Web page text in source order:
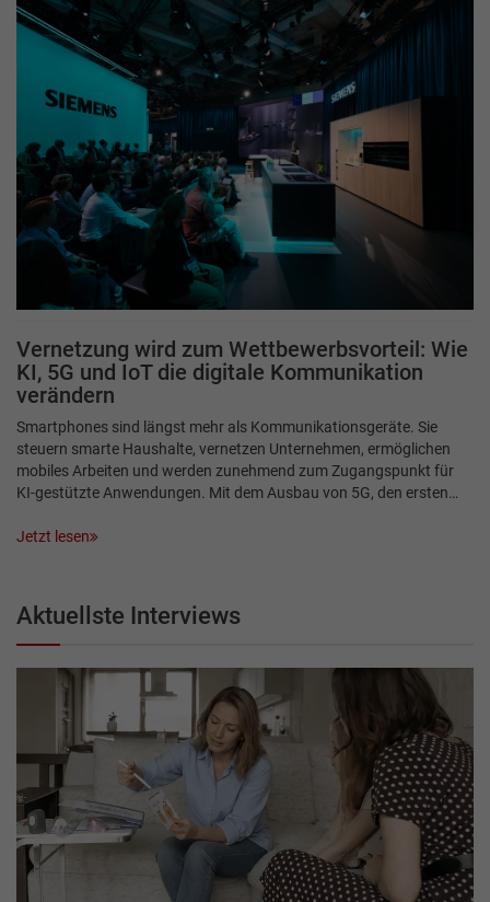
Vernetzung wird zum Wettbewerbsvorteil: Wie
KI, 5G und IoT die digitale Kommunikation
verändern
Smartphones sind längst mehr als Kommunikationsgeräte. Sie
steuern smarte Haushalte, vernetzen Unternehmen, ermöglichen
mobiles Arbeiten und werden zunehmend zum Zugangspunkt für
KI-gestützte Anwendungen. Mit dem Ausbau von 5G, den ersten…
Jetzt lesen
Aktuellste Interviews